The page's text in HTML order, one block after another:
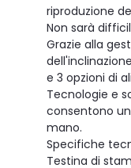
riproduzione
Non sarà
Grazie alla
dell'inclinazione
e 3 opzioni di
Tecnologie e
consentono
mano.
Specifiche
Testina di